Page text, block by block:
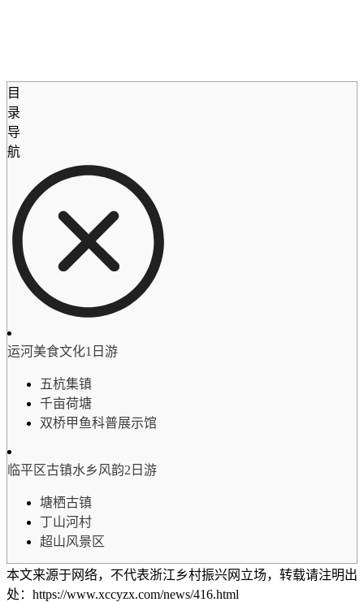
目
录
导
航
运河美食文化1日游
五杭集镇
千亩荷塘
双桥甲鱼科普展示馆
临平区古镇水乡风韵2日游
塘栖古镇
丁山河村
超山风景区
本文来源于网络，不代表浙江乡村振兴网立场，转载请注明出
处：https://www.xccyzx.com/news/416.html